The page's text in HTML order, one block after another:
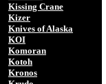
Kissing Crane
Kizer
Knives of Alaska
KOI
Komoran
Kotoh
Kronos